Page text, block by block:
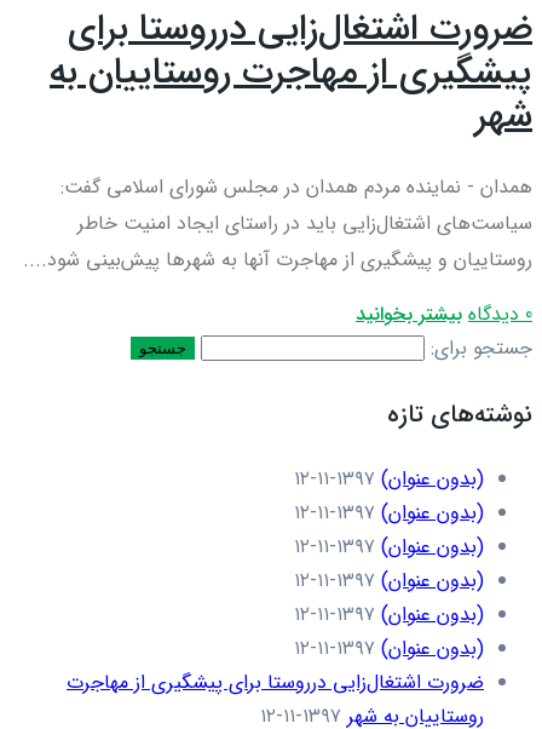
ضرورت اشتغال‌زایی درروستا برای
پیشگیری از مهاجرت روستاییان به
شهر
همدان - نماینده مردم همدان در مجلس شورای اسلامی گفت:
سیاست‌های اشتغال‌زایی باید در راستای ایجاد امنیت خاطر
روستاییان و پیشگیری از مهاجرت آنها به شهرها پیش‌بینی شود....
0 دیدگاه
بیشتر بخوانید
جستجو برای:
نوشته‌های تازه
(بدون عنوان) ۱۳۹۷-۱۱-۱۲
(بدون عنوان) ۱۳۹۷-۱۱-۱۲
(بدون عنوان) ۱۳۹۷-۱۱-۱۲
(بدون عنوان) ۱۳۹۷-۱۱-۱۲
(بدون عنوان) ۱۳۹۷-۱۱-۱۲
(بدون عنوان) ۱۳۹۷-۱۱-۱۲
ضرورت اشتغال‌زایی درروستا برای پیشگیری از مهاجرت
روستاییان به شهر ۱۳۹۷-۱۱-۱۲